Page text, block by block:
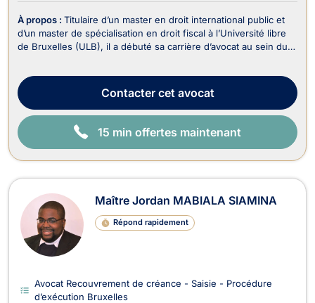
À propos : Titulaire d’un master en droit international public et
d’un master de spécialisation en droit fiscal à l’Université libre
de Bruxelles (ULB), il a débuté sa carrière d’avocat au sein du
Afschrift, avocate ...Contactercet avocat
15 min offertes maintenant
Maître Jordan MABIALA SIAMINA
Répond rapidement
Avocat Recouvrement de créance - Saisie - Procédure
d’exécution Bruxelles